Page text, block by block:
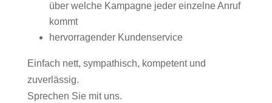
über welche Kampagne jeder einzelne Anruf
kommt
hervorragender Kundenservice
Einfach nett, sympathisch, kompetent und
zuverlässig.
Sprechen Sie mit uns.